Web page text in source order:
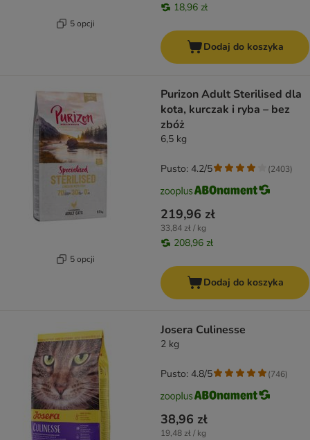
5 opcji
18,96 zł
Dodaj do koszyka
5 opcji
Purizon Adult Sterilised dla
kota, kurczak i ryba – bez
zbóż
6,5 kg
219,96 zł
33,84 zł / kg
208,96 zł
Pusto: 4.2/5 (2403)
Dodaj do koszyka
Josera Culinesse
2 kg
38,96 zł
19,48 zł / kg
Pusto: 4.8/5 (746)